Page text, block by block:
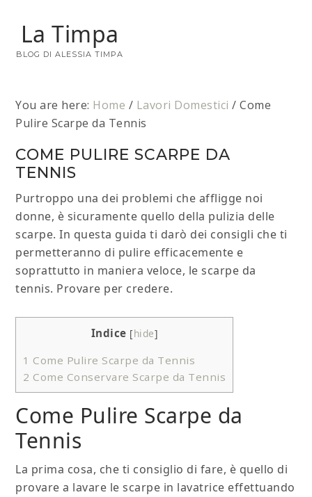
La Timpa
BLOG DI ALESSIA TIMPA
You are here: Home / Lavori Domestici / Come
Pulire Scarpe da Tennis
COME PULIRE SCARPE DA
TENNIS
Purtroppo una dei problemi che affligge noi
donne, è sicuramente quello della pulizia delle
scarpe. In questa guida ti darò dei consigli che ti
permetteranno di pulire efficacemente e
soprattutto in maniera veloce, le scarpe da
tennis. Provare per credere.
Indice [hide]
1 Come Pulire Scarpe da Tennis
2 Come Conservare Scarpe da Tennis
Come Pulire Scarpe da
Tennis
La prima cosa, che ti consiglio di fare, è quello di
provare a lavare le scarpe in lavatrice effettuando